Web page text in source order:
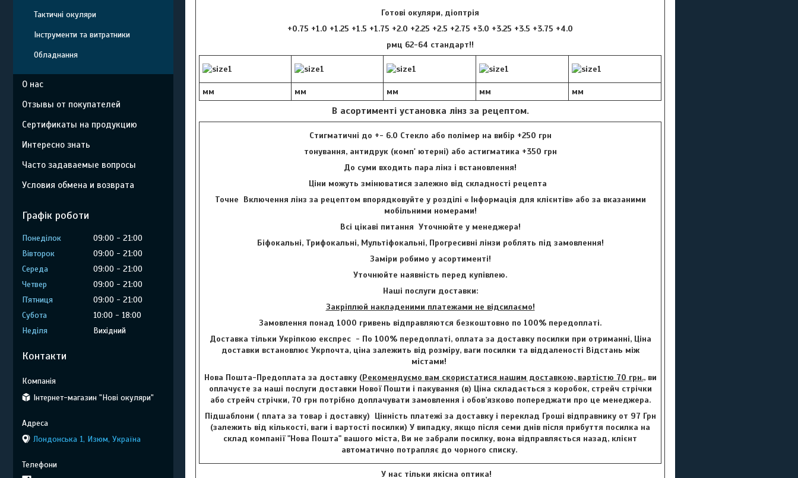
Готові окуляри, діоптрія
+0.75 +1.0 +1.25 +1.5 +1.75 +2.0 +2.25 +2.5 +2.75 +3.0 +3.25 +3.5 +3.75 +4.0
рмц 62-64 стандарт!!
мм мм мм мм мм
В асортименті установка лінз за рецептом.
Стигматичні до +- 6.0 Стекло або полімер на вибір +250 грн
тонування, антидрук (комп' ютерні) або астигматика +350 грн
До суми входить пара лінз і встановлення!
Ціни можуть змінюватися залежно від складності рецепта
Точне Включення лінз за рецептом впорядковуйте у розділі « Інформація для клієнтів» або за вказаними
мобільними номерами!
Всі цікаві питання Уточнюйте у менеджера!
Біфокальні, Трифокальні, Мультіфокальні, Прогресивні лінзи роблять під замовлення!
Заміри робимо у асортименті!
Уточнюйте наявність перед купівлею.
Наші послуги доставки:
Закріплюй накладеними платежами не відсилаємо!
Замовлення понад 1000 гривень відправляются безкоштовно по 100% передоплаті.
Доставка тільки Укріпкою експрес - По 100% передоплаті, оплата за доставку посилки при отриманні, Ціна
доставки встановлює Укрпочта, ціна залежить від розміру, ваги посилки та віддаленості Відстань між
містами!
Нова Пошта-Предоплата за доставку (Рекомендуємо вам скористатися нашим доставкою, вартістю 70 грн., ви
оплачуєте за наші послуги доставки Нової Пошти і пакування (в) Ціна складається з коробок, стрейч стрічки
або стрейч стрічки, 70 грн потрібно доплачувати замовлення і обов’язково попереджати про це менеджера.
Підшаблони ( плата за товар і доставку) Цінність платежі за доставку і переклад Гроші відправнику от 97 Грн
(залежить від кількості, ваги і вартості посилки) У випадку, якщо після семи днів після прибуття посилка на
склад компанії "Нова Пошта" вашого міста, Ви не забрали посилку, вона відправляється назад, клієнт
автоматично потрапляє до чорного списку.
У нас тільки якісна оптика!
Тактичні окуляри
Інструменти та витратники
Обладнання
О нас
Отзывы от покупателей
Сертификаты на продукцию
Интересно знать
Часто задаваемые вопросы
Условия обмена и возврата
Графік роботи
Понеділок 09:00
21:00
Вівторок
09:00
21:00
Середа
09:00
21:00
Четвер
09:00
21:00
Пʼятниця
09:00
21:00
Субота
10:00
18:00
Неділя
Вихідний
Контакти
Інтернет-магазин "Нові окуляри"
Лондонська 1, Изюм, Україна